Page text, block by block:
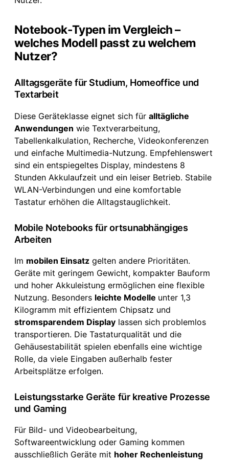
Notebook-Typen im Vergleich –
welches Modell passt zu welchem
Nutzer?
Alltagsgeräte für Studium, Homeoffice und
Textarbeit
Diese Geräteklasse eignet sich für alltägliche
Anwendungen wie Textverarbeitung,
Tabellenkalkulation, Recherche, Videokonferenzen
und einfache Multimedia-Nutzung. Empfehlenswert
sind ein entspiegeltes Display, mindestens 8
Stunden Akkulaufzeit und ein leiser Betrieb. Stabile
WLAN-Verbindungen und eine komfortable
Tastatur erhöhen die Alltagstauglichkeit.
Mobile Notebooks für ortsunabhängiges
Arbeiten
Im mobilen Einsatz gelten andere Prioritäten.
Geräte mit geringem Gewicht, kompakter Bauform
und hoher Akkuleistung ermöglichen eine flexible
Nutzung. Besonders leichte Modelle unter 1,3
Kilogramm mit effizientem Chipsatz und
stromsparendem Display lassen sich problemlos
transportieren. Die Tastaturqualität und die
Gehäusestabilität spielen ebenfalls eine wichtige
Rolle, da viele Eingaben außerhalb fester
Arbeitsplätze erfolgen.
Leistungsstarke Geräte für kreative Prozesse
und Gaming
Für Bild- und Videobearbeitung,
Softwareentwicklung oder Gaming kommen
ausschließlich Geräte mit hoher Rechenleistung